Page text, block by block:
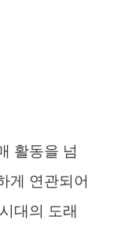
활동을 넘
게 연관되어
대의 도래